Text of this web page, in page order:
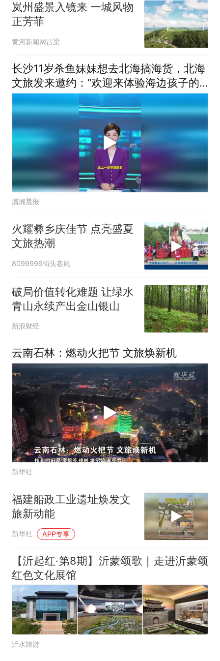
岚州盛景入镜来 一城风物
正芳菲
黄河新闻网吕梁
长沙11岁杀鱼妹妹想去北海搞海货，北海
文旅发来邀约：“欢迎来体验海边孩子的
快乐”
潇湘晨报
火耀彝乡庆佳节 点亮盛夏
文旅热潮
8099999街头巷尾
破局价值转化难题 让绿水
青山永续产出金山银山
新浪财经
云南石林：燃动火把节 文旅焕新机
新华社
福建船政工业遗址焕发文
旅新动能
新华社 APP专享
【沂起红·第8期】沂蒙颂歌｜走进沂蒙颂
红色文化展馆
沂水旅游